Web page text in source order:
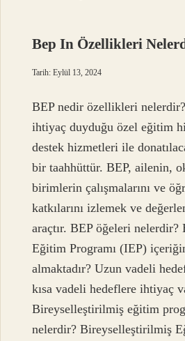
Bep In Özellikleri
Tarih: Eylül 13, 2024
BEP nedir özellikleri
ihtiyaç duyduğu özel eğitim
destek hizmetleri ile
bir taahhüttür. BEP, ailenin,
birimlerin çalışmalarını ve
katkılarını izlemek ve
araçtır. BEP öğeleri
Eğitim Programı (IEP)
almaktadır? Uzun vadeli
kısa vadeli hedeflere ihtiyaç
Bireyselleştirilmiş eğitim
nelerdir? Bireyselleştirilmiş